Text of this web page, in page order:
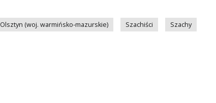
Olsztyn (woj. warmińsko-mazurskie) Szachiści Szachy